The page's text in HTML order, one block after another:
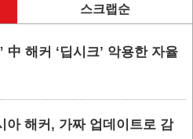
스크랩순
해커 ‘딥시크’ 악용한 자율
아 해커, 가짜 업데이트로 감